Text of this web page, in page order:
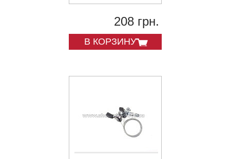
208 грн.
В КОРЗИНУ